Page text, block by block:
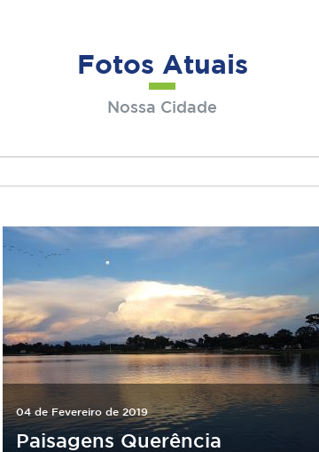
Fotos Atuais
Nossa Cidade
04 de Fevereiro de 2019
Paisagens Querência